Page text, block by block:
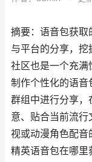
摘要：语音包获取
与平台的分享，
社区也是一个充满
制作个性化的语音
群组中进行分享，
意、贴合当前流
视或动漫角色配音
精英语音包在哪里